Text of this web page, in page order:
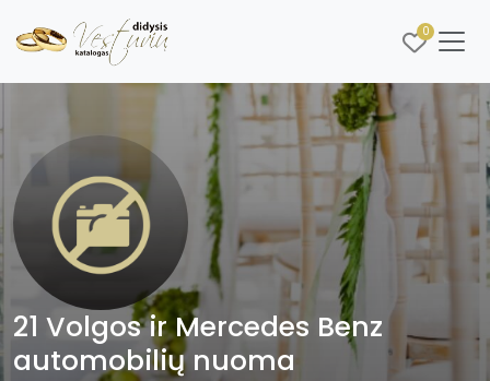
0
21 Volgos ir Mercedes Benz
automobilių nuoma